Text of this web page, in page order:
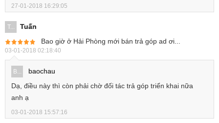
27-01-2018 16:29:05
T...
Tuấn
Bao giờ ở Hải Phòng mới bán trả góp ad ơi...
03-01-2018 02:18:40
B...
baochau
Dạ, điều này thì còn phải chờ đối tác trả góp triển khai nữa
anh ạ
03-01-2018 15:57:16